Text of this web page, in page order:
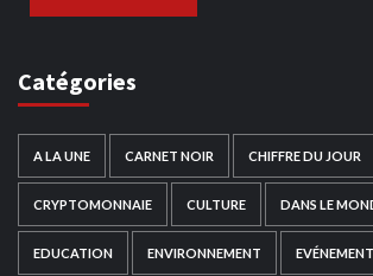
Catégories
A LA UNE CARNET NOIR CHIFFRE DU JOUR
CRYPTOMONNAIE CULTURE DANS LE
EDUCATION ENVIRONNEMENT